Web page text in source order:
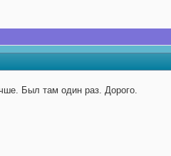
Был там один раз. Дорого.